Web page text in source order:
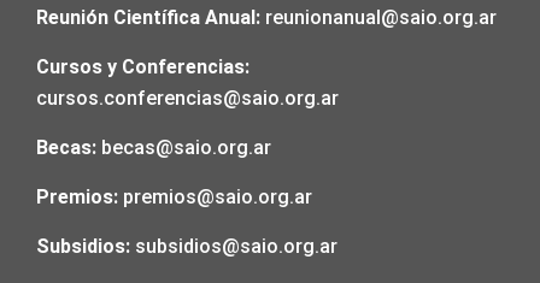
Reunión Científica Anual: reunionanual@saio.org.ar
Cursos y Conferencias:
cursos.conferencias@saio.org.ar
Becas: becas@saio.org.ar
Premios: premios@saio.org.ar
Subsidios: subsidios@saio.org.ar